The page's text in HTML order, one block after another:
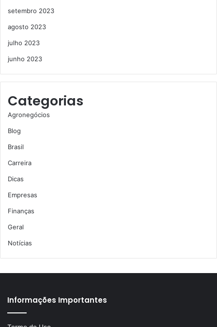
setembro 2023
agosto 2023
julho 2023
junho 2023
Categorias
Agronegócios
Blog
Brasil
Carreira
Dicas
Empresas
Finanças
Geral
Notícias
Informações Importantes